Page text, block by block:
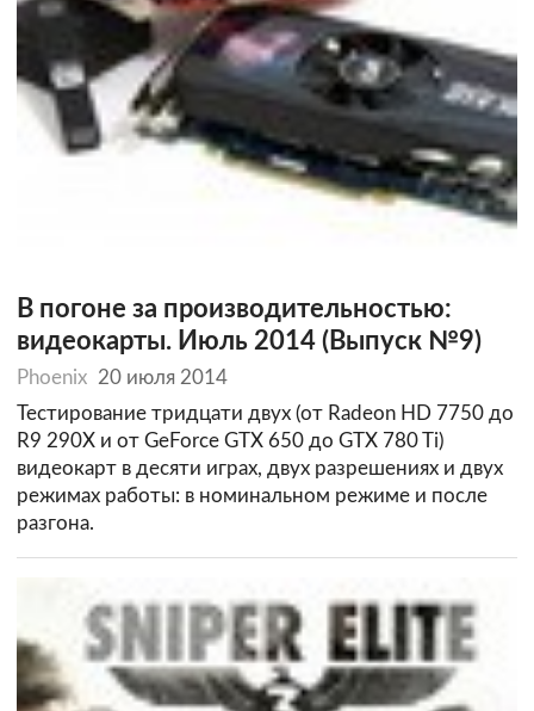
В погоне за производительностью:
видеокарты. Июль 2014 (Выпуск №9)
Phoenix 20 июля 2014
Тестирование тридцати двух (от Radeon HD 7750 до
R9 290X и от GeForce GTX 650 до GTX 780 Ti)
видеокарт в десяти играх, двух разрешениях и двух
режимах работы: в номинальном режиме и после
разгона.